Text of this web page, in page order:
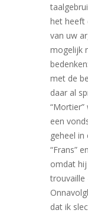
het heeft
van uw
mogelijk
met de
daar al
een
geheel
“Frans”
omdat hij
trouvaille
dat ik